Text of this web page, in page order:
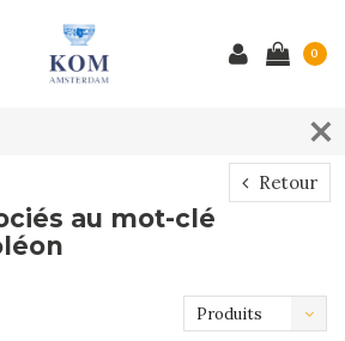
0
Retour
au mot-clé
Produits